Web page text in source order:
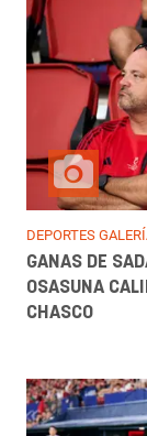
DEPORTES
GANAS DE
OSASUNA
CHASCO